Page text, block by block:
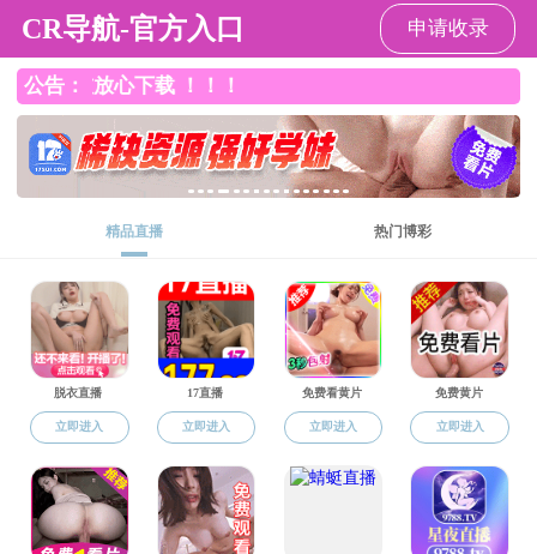
吃瓜网
学院吃瓜网 吃瓜网概况
党建思政